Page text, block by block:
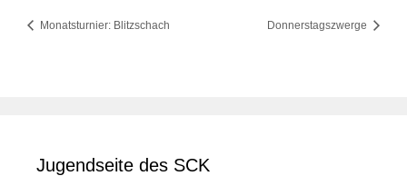
Monatsturnier: Blitzschach Donnerstagszwerge
Jugendseite des SCK